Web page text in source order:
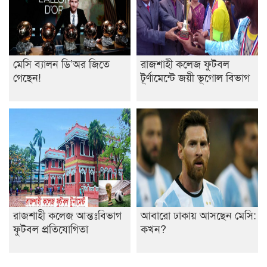
মেসি ব্যালন ডি’অর জিতে
গেছেন!
রাজশাহী কলেজ ফুটবল
টূর্ণামেন্টে জয়ী ভূগোল বিভাগ
রাজশাহী কলেজ আন্তঃবিভাগ
ফুটবল প্রতিযোগিতা
আবারো ঢাকায় আসছেন মেসি:
কখন?